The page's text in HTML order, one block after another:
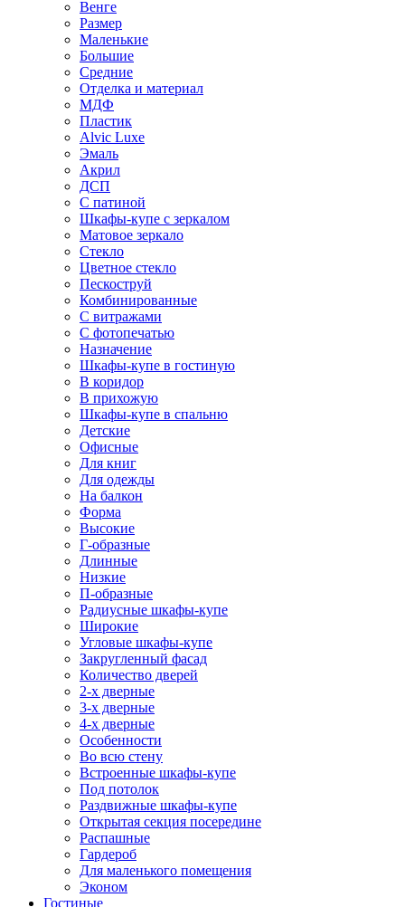
Венге
Размер
Маленькие
Большие
Средние
Отделка и материал
МДФ
Пластик
Alvic Luxe
Эмаль
Акрил
ДСП
С патиной
Шкафы-купе с зеркалом
Матовое зеркало
Стекло
Цветное стекло
Пескоструй
Комбинированные
С витражами
С фотопечатью
Назначение
Шкафы-купе в гостиную
В коридор
В прихожую
Шкафы-купе в спальню
Детские
Офисные
Для книг
Для одежды
На балкон
Форма
Высокие
Г-образные
Длинные
Низкие
П-образные
Радиусные шкафы-купе
Широкие
Угловые шкафы-купе
Закругленный фасад
Количество дверей
2-х дверные
3-х дверные
4-х дверные
Особенности
Во всю стену
Встроенные шкафы-купе
Под потолок
Раздвижные шкафы-купе
Открытая секция посередине
Распашные
Гардероб
Для маленького помещения
Эконом
Гостиные